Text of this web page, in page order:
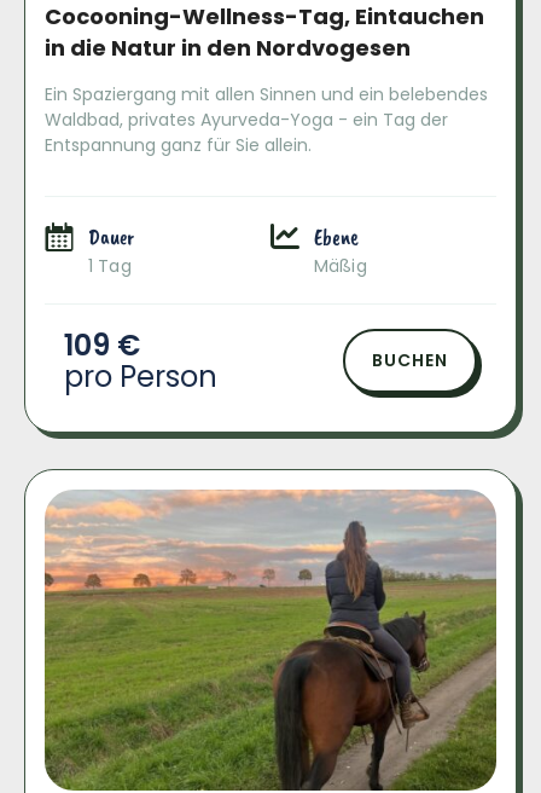
Cocooning-Wellness-Tag, Eintauchen
in die Natur in den Nordvogesen
Ein Spaziergang mit allen Sinnen und ein belebendes
Waldbad, privates Ayurveda-Yoga - ein Tag der
Entspannung ganz für Sie allein.
Dauer
1 Tag
Ebene
Mäßig
109 €
pro Person BUCHEN